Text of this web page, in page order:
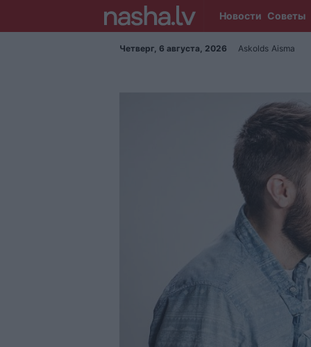
Новости Советы
Четверг, 6 августа, 2026 Askolds Aisma